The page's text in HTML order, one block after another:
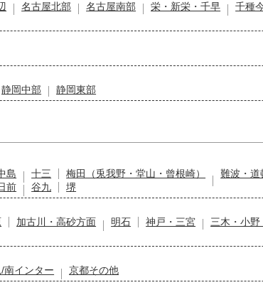
名古屋北部 名古屋南部 栄・新栄・千早 千種
静岡中部
静岡東部
島
十三 梅田（兎我野・堂山・曾根崎）
難波・道
前
谷九
堺
加古川・高砂方面 明石 神戸・三宮 三木・小野
南インター
京都その他